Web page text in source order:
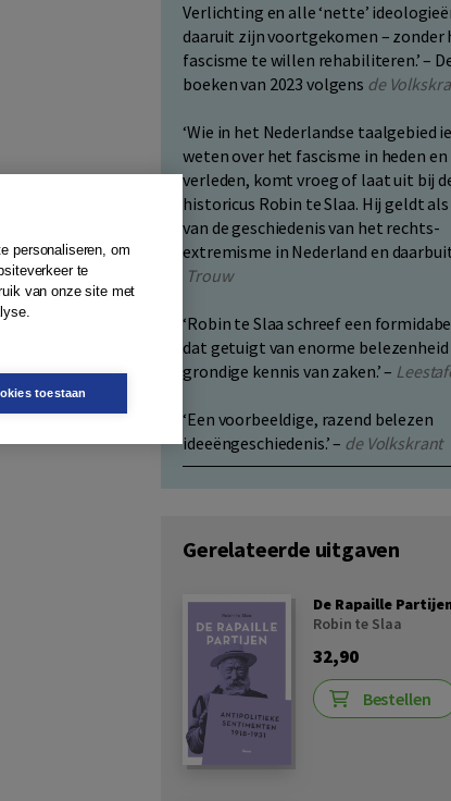
Verlichting en alle ‘nette’
daaruit zijn voortgekomen – zonder
fascisme te willen rehabiliteren.’ –
boeken van 2023 volgens de
‘Wie in het Nederlandse taalgebied
weten over het fascisme in heden en
verleden, komt vroeg of laat uit bij
historicus Robin te Slaa. Hij geldt
van de geschiedenis van het rechts-
extremisme in Nederland en
Trouw
‘Robin te Slaa schreef een
dat getuigt van enorme belezenheid
grondige kennis van zaken.’ –
‘Een voorbeeldige, razend belezen
ideeëngeschiedenis.’ – de Volkskrant
Gerelateerde uitgaven
De Rapaille
Robin te Slaa
32,90
Bestellen
personaliseren, om
te
van onze site met
toestaan